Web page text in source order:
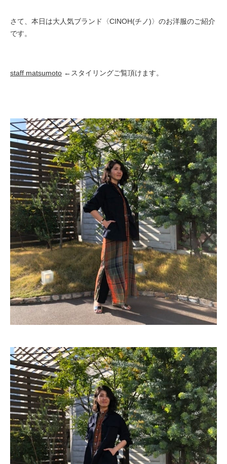
さて、本日は大人気ブランド
〈CINOH(チノ)〉のお洋服のご紹介
です。
staff matsumoto ←スタイリングご覧頂けます。